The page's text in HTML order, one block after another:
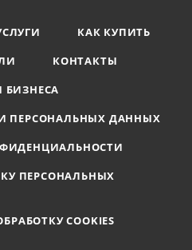
КАК КУПИТЬ
КОНТАКТЫ
БИЗНЕСА
ПЕРСОНАЛЬНЫХ ДАННЫХ
ПЕРСОНАЛЬНЫХ
COOKIES